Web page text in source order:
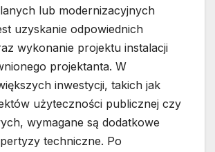
lub modernizacyjnych
uzyskanie odpowiednich
wykonanie projektu instalacji
projektanta. W
inwestycji, takich jak
użyteczności publicznej czy
wymagane są dodatkowe
techniczne. Po